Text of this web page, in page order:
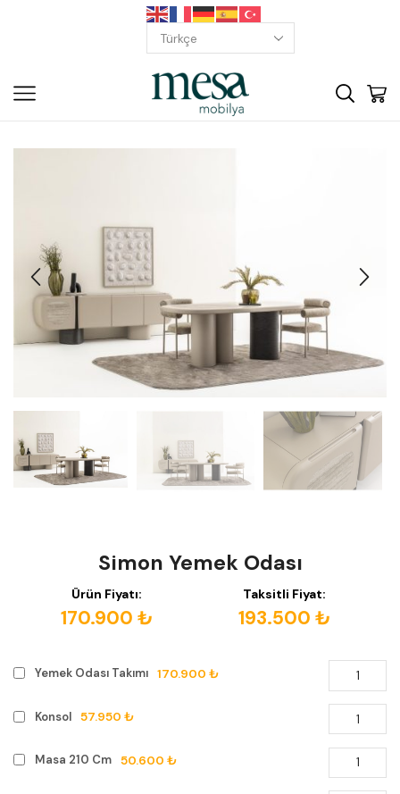
Simon Yemek Odası
Ürün Fiyatı:
170.900 ₺
Taksitli Fiyat:
193.500 ₺
Yemek Odası Takımı 170.900 ₺
Konsol 57.950 ₺
Masa 210 Cm 50.600 ₺